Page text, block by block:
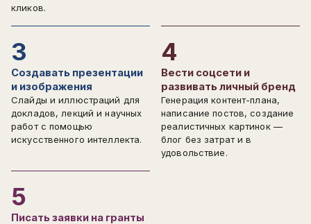
кликов.
3
Создавать презентации
и изображения
Слайды и иллюстраций для
докладов, лекций и научных
работ с помощью
искусственного интеллекта.
4
Вести соцсети и
развивать личный бренд
Генерация контент-плана,
написание постов, создание
реалистичных картинок —
блог без затрат и в
удовольствие.
5
Писать заявки на гранты